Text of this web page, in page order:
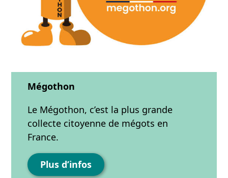
Mégothon
Le Mégothon, c’est la plus grande
collecte citoyenne de mégots en
France.
Plus d’infos